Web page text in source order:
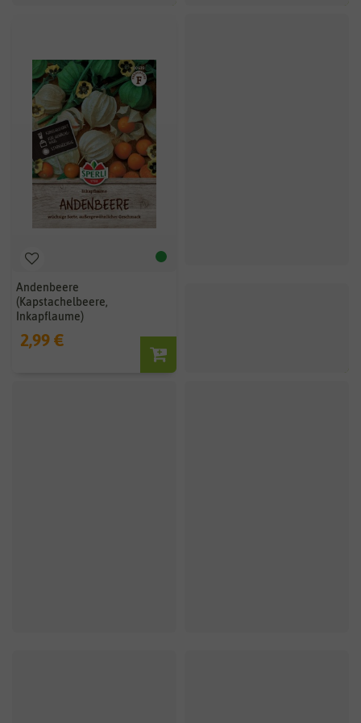
Andenbeere
(Kapstachelbeere,
Inkapflaume)
2,99 €